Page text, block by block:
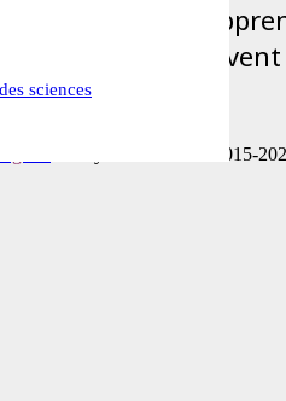
sciences
un processus
Les enfants
Familylab Canada © 2015-